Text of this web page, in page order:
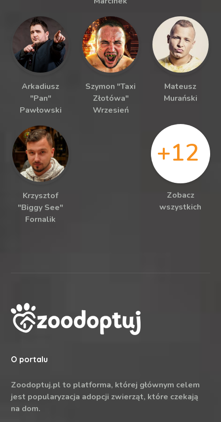
Arkadiusz
"Pan"
Pawłowski
Szymon "Taxi
Złotówa"
Wrzesień
Mateusz
Murański
Krzysztof
"Biggy See"
Fornalik
+12
Zobacz
wszystkich
O portalu
Zoodoptuj.pl to platforma, której głównym celem
jest popularyzacja adopcji zwierząt, które czekają
na dom.